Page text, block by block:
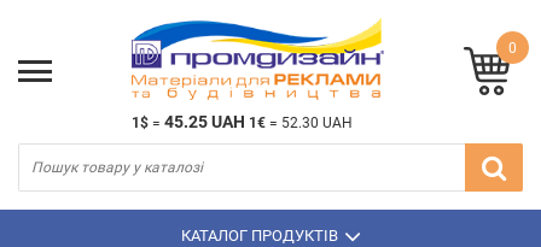
1$ = 45.25 UAH 1€ = 52.30 UAH
0
КАТАЛОГ ПРОДУКТІВ